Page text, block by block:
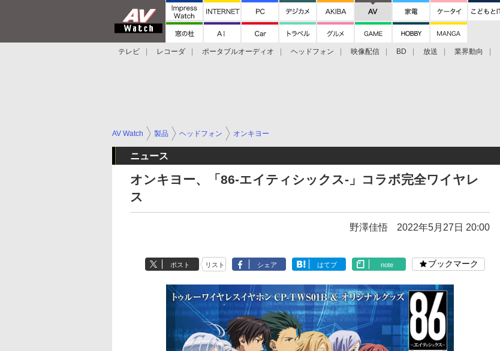
テレビ レコーダ ポータブルオーディオ ヘッドフォン 映像配信 BD 放送 業界動向
AV Watch 製品 ヘッドフォン オンキヨー
ニュース
オンキヨー、「86-エイティシックス-」コラボ完全ワイヤレ
ス
野澤佳悟 2022年5月27日 20:00
ポスト リスト シェア はてブ note ブックマーク